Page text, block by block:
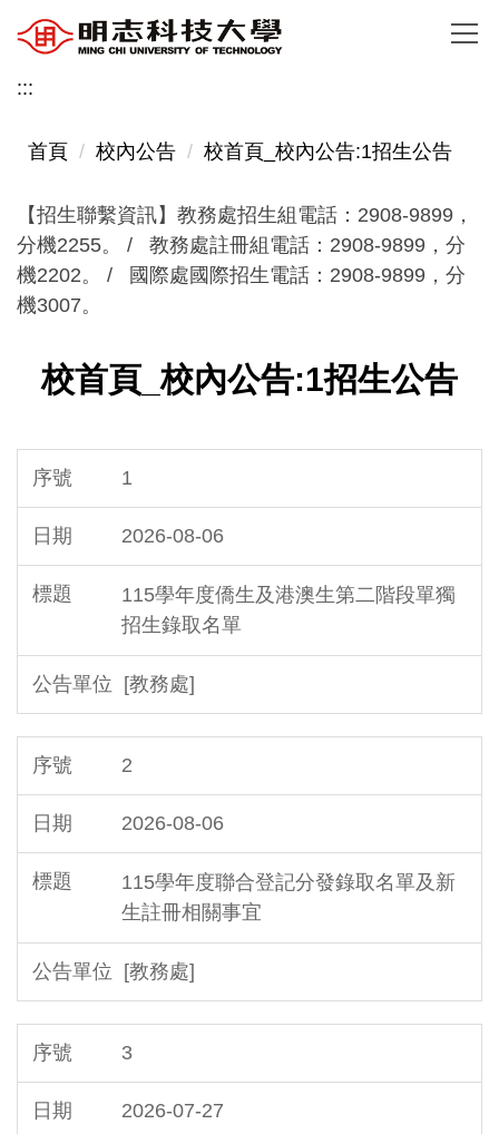
到
主
內
區
:::
首頁 校內公告 校首頁_校內公告:1招生公告
【招生聯繫資訊】教務處招生組電話：2908-9899，
分機2255。 / 教務處註冊組電話：2908-9899，分
機2202。 / 國際處國際招生電話：2908-9899，分
機3007。
校首頁_校內公告:1招生公告
1
2026-08-06
115學年度僑生及港澳生第二階段單獨
招生錄取名單
[教務處]
2
2026-08-06
115學年度聯合登記分發錄取名單及新
生註冊相關事宜
[教務處]
3
2026-07-27